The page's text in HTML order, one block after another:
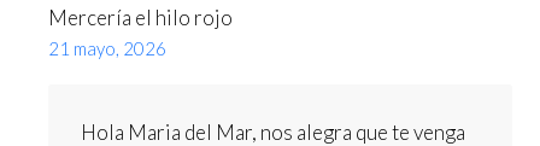
Mercería el hilo rojo
21 mayo, 2026
Hola Maria del Mar, nos alegra que te venga